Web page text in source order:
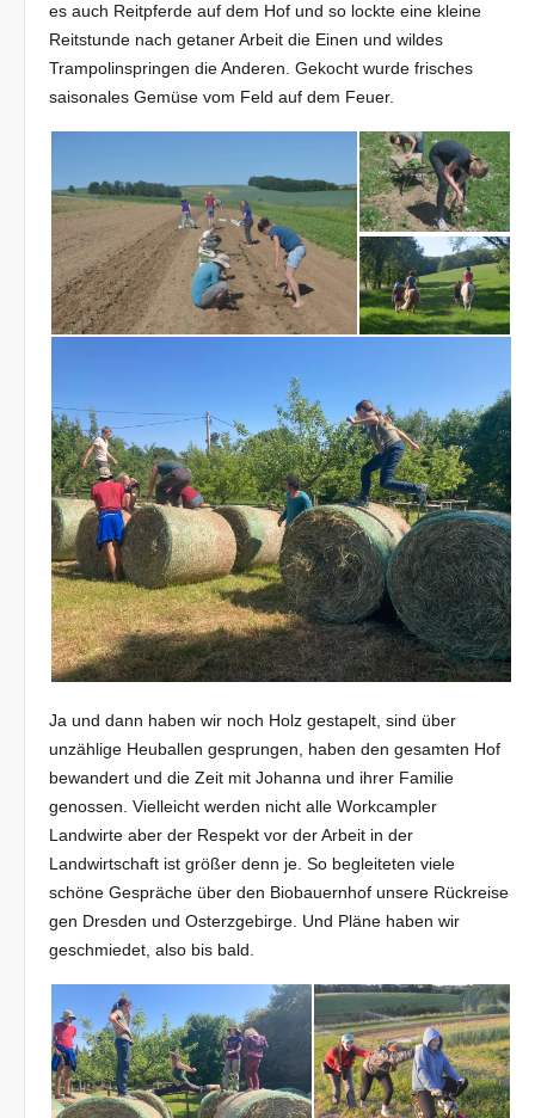
es auch Reitpferde auf dem Hof und so lockte eine kleine
Reitstunde nach getaner Arbeit die Einen und wildes
Trampolinspringen die Anderen. Gekocht wurde frisches
saisonales Gemüse vom Feld auf dem Feuer.
Ja und dann haben wir noch Holz gestapelt, sind über
unzählige Heuballen gesprungen, haben den gesamten Hof
bewandert und die Zeit mit Johanna und ihrer Familie
genossen. Vielleicht werden nicht alle Workcampler
Landwirte aber der Respekt vor der Arbeit in der
Landwirtschaft ist größer denn je. So begleiteten viele
schöne Gespräche über den Biobauernhof unsere Rückreise
gen Dresden und Osterzgebirge. Und Pläne haben wir
geschmiedet, also bis bald.